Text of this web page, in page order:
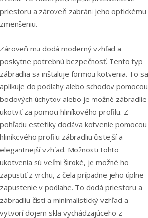
priestoru a zároveň zabráni jeho optickému
zmenšeniu.
Zároveň mu dodá moderný vzhľad a
poskytne potrebnú bezpečnosť. Tento typ
zábradlia sa inštaluje formou kotvenia. To sa
aplikuje do podlahy alebo schodov pomocou
bodových úchytov alebo je možné zábradlie
ukotviť za pomoci hliníkového profilu. Z
pohľadu estetiky dodáva kotvenie pomocou
hliníkového profilu zábradliu čistejší a
elegantnejší vzhľad. Možnosti tohto
ukotvenia sú veľmi široké, je možné ho
zapustiť z vrchu, z čela prípadne jeho úplne
zapustenie v podlahe. To dodá priestoru a
zábradliu čistí a minimalistický vzhľad a
vytvorí dojem skla vychádzajúceho z